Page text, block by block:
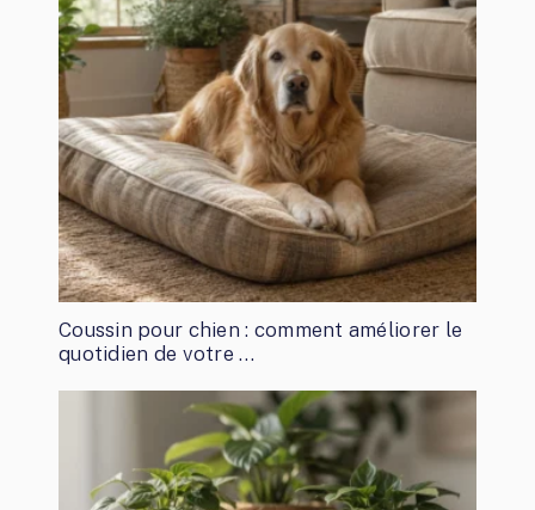
Coussin pour chien : comment améliorer le
quotidien de votre …